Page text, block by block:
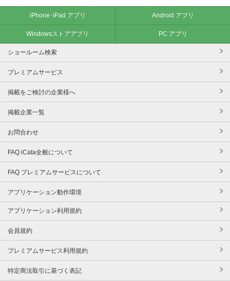
iPhone･iPad アプリ Android アプリ
Windowsストアアプリ PC アプリ
ショールーム検索
プレミアムサービス
掲載をご検討の企業様へ
掲載企業一覧
お問合わせ
FAQ iCata全般について
FAQ プレミアムサービスについて
アプリケーション動作環境
アプリケーション利用規約
会員規約
プレミアムサービス利用規約
特定商法取引に基づく表記